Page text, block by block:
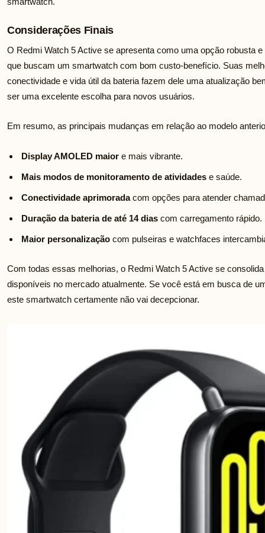
Considerações Finais
O Redmi Watch 5 Active se apresenta como uma opção robusta
que buscam um smartwatch com bom custo-benefício. Suas
conectividade e vida útil da bateria fazem dele uma atualização
ser uma excelente escolha para novos usuários.
Em resumo, as principais mudanças em relação ao modelo
Display AMOLED maior e mais vibrante.
Mais modos de monitoramento de atividades e saúde.
Conectividade aprimoradacom opções para atender
Duração da bateria de até 14 dias com carregamento rápido.
Maior personalização com pulseiras e watchfaces
Com todas essas melhorias, o Redmi Watch 5 Active se
disponíveis no mercado atualmente. Se você está em busca de
este smartwatch certamente não vai decepcionar.